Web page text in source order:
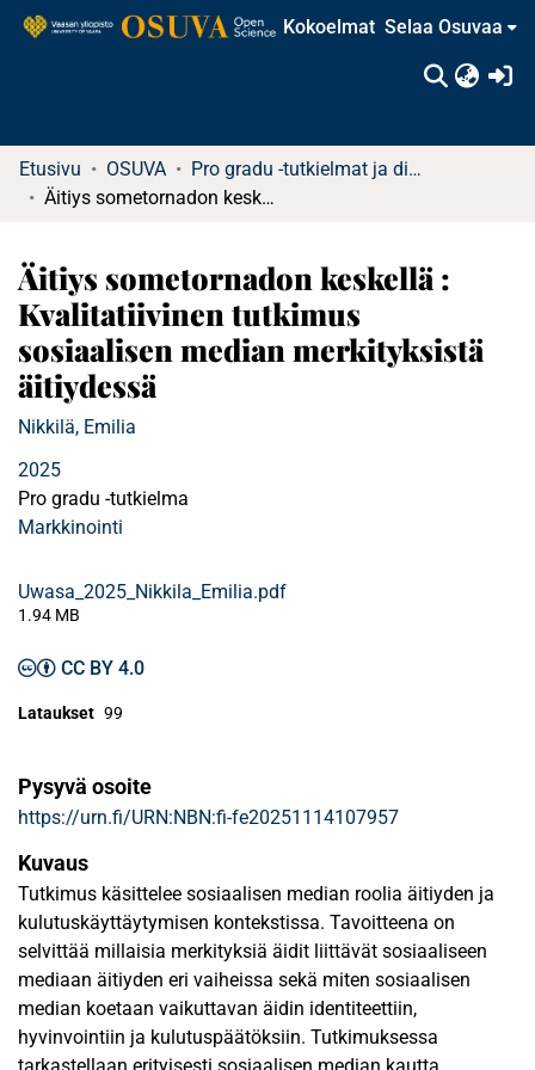
Kokoelmat Selaa Osuvaa
Etusivu OSUVA
Pro gradu -tutkielmat ja diplomityöt
Äitiys sometornadon keskellä : Kvalitatiivinen tutkimus sosiaalisen median merkityksistä äitiydessä
Äitiys sometornadon keskellä :
Kvalitatiivinen tutkimus
sosiaalisen median merkityksistä
äitiydessä
Nikkilä, Emilia
2025
Pro gradu -tutkielma
Markkinointi
Uwasa_2025_Nikkila_Emilia.pdf
1.94 MB
CC BY 4.0
Lataukset 99
Pysyvä osoite
https://urn.fi/URN:NBN:fi-fe20251114107957
Kuvaus
Tutkimus käsittelee sosiaalisen median roolia äitiyden ja
kulutuskäyttäytymisen kontekstissa. Tavoitteena on
selvittää millaisia merkityksiä äidit liittävät sosiaaliseen
mediaan äitiyden eri vaiheissa sekä miten sosiaalisen
median koetaan vaikuttavan äidin identiteettiin,
hyvinvointiin ja kulutuspäätöksiin. Tutkimuksessa